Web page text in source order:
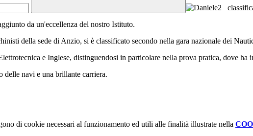
da un'eccellenza del nostro Istituto.
della sede di Anzio, si è classificato secondo nella gara nazionale dei
e Inglese, distinguendosi in particolare nella prova pratica, dove
delle navi e una brillante carriera.
di cookie necessari al funzionamento ed utili alle finalità illustrate nella